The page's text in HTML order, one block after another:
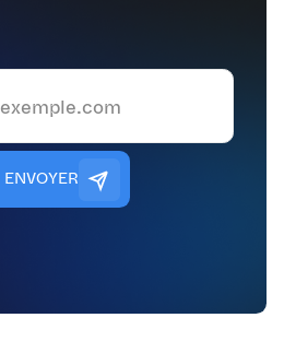
ENVOYER